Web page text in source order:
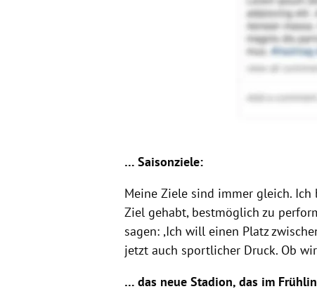
… Saisonziele:
Meine Ziele sind immer gleich.
Ziel gehabt, bestmöglich zu
sagen: ,Ich will einen Platz
jetzt auch sportlicher Druck. Ob
… das neue Stadion, das im